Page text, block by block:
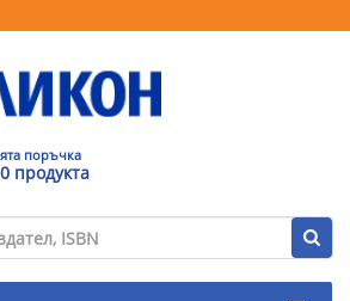
поръчка
0 продукта